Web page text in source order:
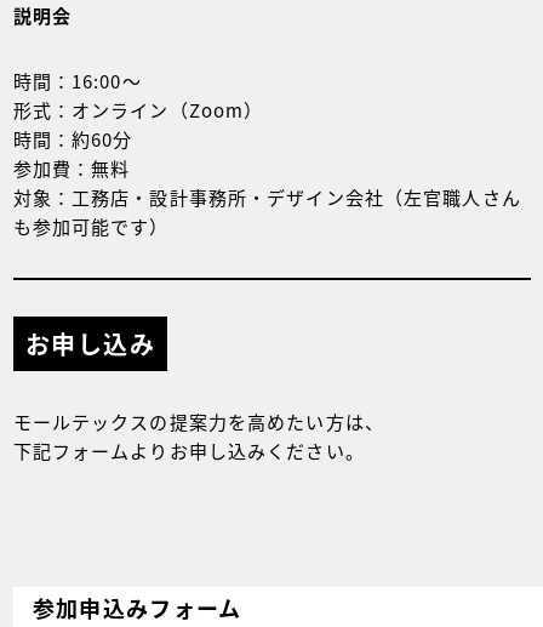
説明会
時間：16:00〜
形式：オンライン（Zoom）
時間：約60分
参加費：無料
対象：工務店・設計事務所・デザイン会社（左官職人さん
も参加可能です）
お申し込み
モールテックスの提案力を高めたい方は、
下記フォームよりお申し込みください。
参加申込みフォーム